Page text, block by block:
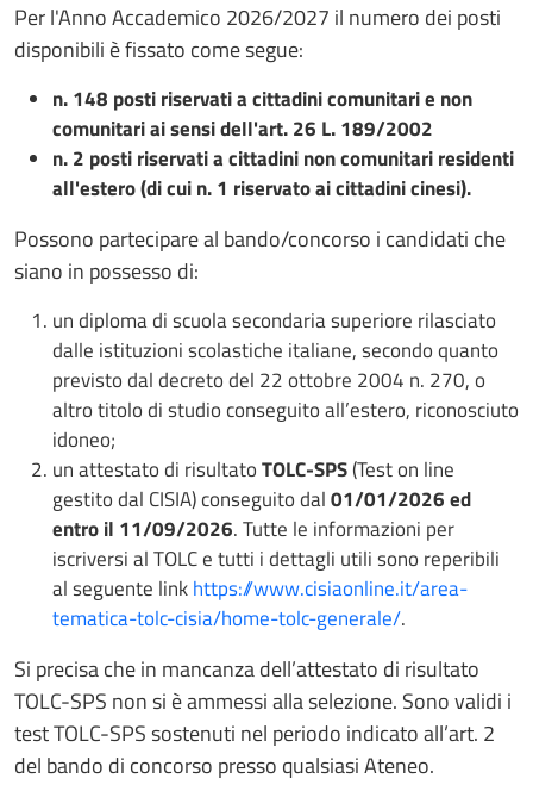
Per l'Anno Accademico 2026/2027 il numero dei posti
disponibili è fissato come segue:
n. 148 posti riservati a cittadini comunitari e non
comunitari ai sensi dell'art. 26 L. 189/2002
n. 2 posti riservati a cittadini non comunitari residenti
all'estero (di cui n. 1 riservato ai cittadini cinesi).
Possono partecipare al bando/concorso i candidati che
siano in possesso di:
un diploma di scuola secondaria superiore rilasciato
dalle istituzioni scolastiche italiane, secondo quanto
previsto dal decreto del 22 ottobre 2004 n. 270, o
altro titolo di studio conseguito all’estero, riconosciuto
idoneo;
un attestato di risultatoTOLC-SPS(Test on line
gestito dal CISIA) conseguito dal01/01/2026 ed
entro il 11/09/2026. Tutte le informazioni per
iscriversi al TOLC e tutti i dettagli utili sono reperibili
al seguente linkhttps://www.cisiaonline.it/area-
tematica-tolc-cisia/home-tolc-generale/.
Si precisa che in mancanza dell’attestato di risultato
TOLC-SPS non si è ammessi alla selezione. Sono validi i
test TOLC-SPS sostenuti nel periodo indicato all’art. 2
del bando di concorso presso qualsiasi Ateneo.